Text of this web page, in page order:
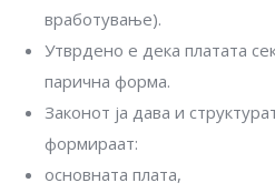
вработување).
Утврдено е дека платата
парична форма.
Законот ја дава и
формираат:
основната плата,